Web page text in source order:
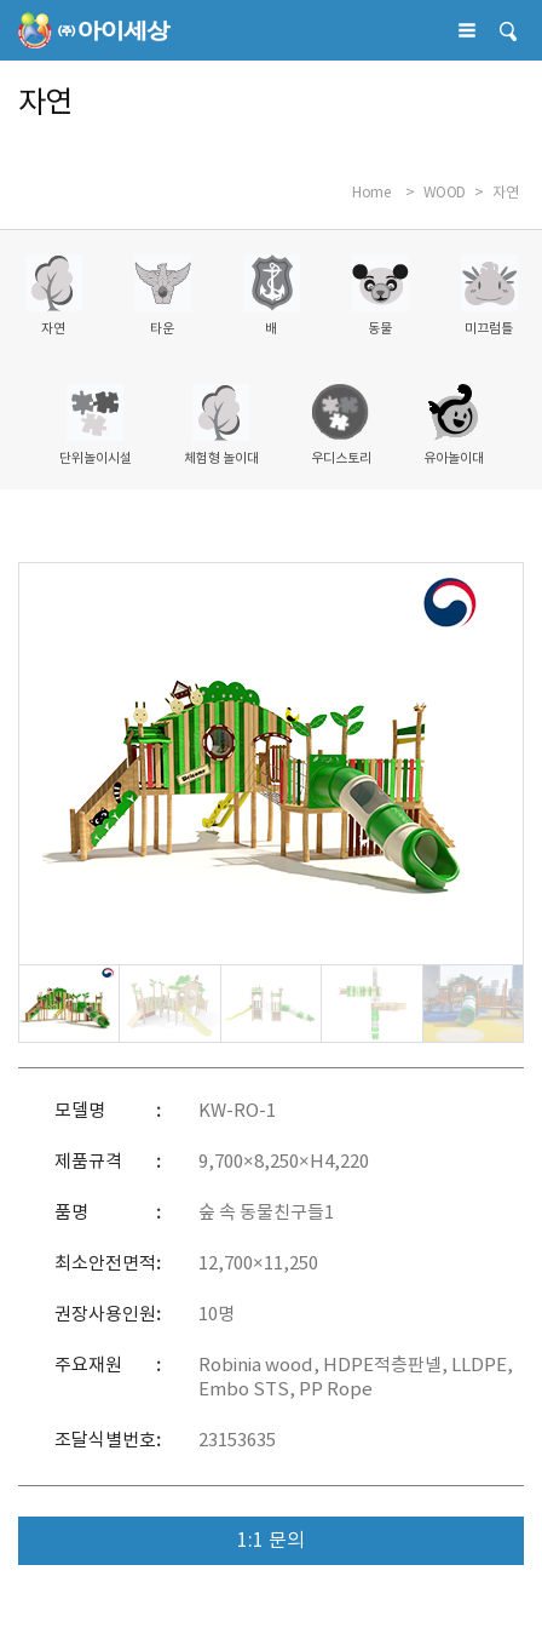
자연
Home > WOOD > 자연
자연 타운 배 동물 미끄럼틀
단위놀이시설 체험형 놀이대 우디스토리 유아놀이대
모델명 KW-RO-1
제품규격 9,700×8,250×H4,220
품명 숲 속 동물친구들1
최소안전면적 12,700×11,250
권장사용인원 10명
주요재원
Robinia wood, HDPE적층판넬, LLDPE,
Embo STS, PP Rope
조달식별번호 23153635
1:1 문의